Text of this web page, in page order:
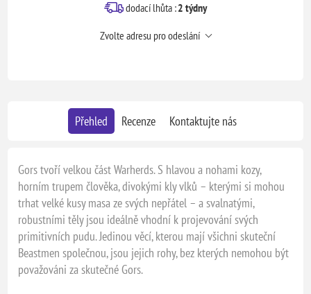
dodací lhůta :2 týdny
Zvolte adresu pro odeslání
Přehled Recenze Kontaktujte nás
Gors tvoří velkou část Warherds. S hlavou a nohami kozy,
horním trupem člověka, divokými kly vlků – kterými si mohou
trhat velké kusy masa ze svých nepřátel – a svalnatými,
robustními těly jsou ideálně vhodní k projevování svých
primitivních pudu. Jedinou věcí, kterou mají všichni skuteční
Beastmen společnou, jsou jejich rohy, bez kterých nemohou být
považováni za skutečné Gors.